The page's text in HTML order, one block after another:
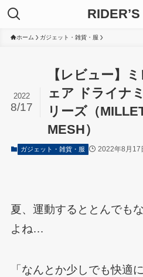
ホーム ガジェット・雑貨・服
【レビュー】
ェア ドライナ
リーズ（
MESH）
2022
8/17
ガジェット・雑貨・服 2022年8月17
夏、運動するととんでも
よね…
「なんとか少しでも快適